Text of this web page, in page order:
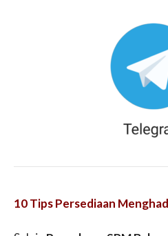
10 Tips Persediaan